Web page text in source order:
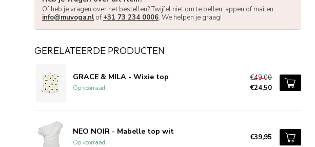
Of heb je vragen over het bestellen? Twijfel niet om te bellen, appen of mailen
info@muvoga.nlof +31 73 234 0006. We helpen je graag!
GERELATEERDE PRODUCTEN
GRACE & MILA - Wixie top
Op voorraad
€49,00
€24,50
NEO NOIR - Mabelle top wit
Op voorraad
€39,95